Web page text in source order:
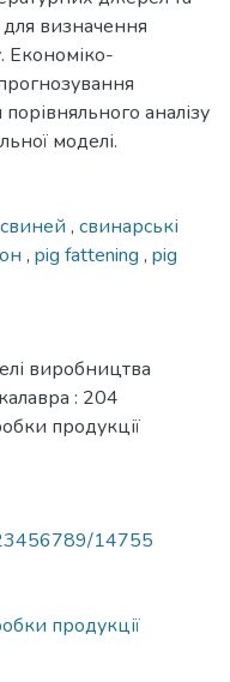
визначення
Економіко-
аналізу
моделі.
, свинарські
, pig fattening , pig
виробництва
: 204
продукції
14755
продукції